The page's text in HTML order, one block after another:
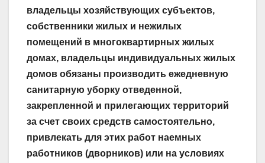
владельцы хозяйствующих субъектов,
собственники жилых и нежилых
помещений в многоквартирных жилых
домах, владельцы индивидуальных жилых
домов обязаны производить ежедневную
санитарную уборку отведенной,
закрепленной и прилегающих территорий
за счет своих средств самостоятельно,
привлекать для этих работ наемных
работников (дворников) или на условиях